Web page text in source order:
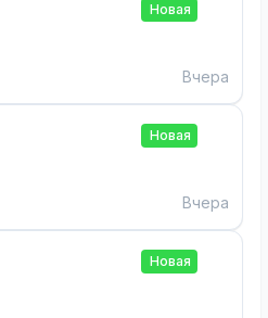
Новая
Вчера
Новая
Вчера
Новая